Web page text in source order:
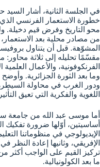
في الجلسة الثانية، أشار
خطورة الاستعمار الفرنسي
محو التاريخ وفرض قيم دخيلة.
من مصادر محلية بعد
المشوّهة. قبل أن يتناول
مقسّمًا تحليله إلى ثلاثة محاور:
وما بعد الثورة الجزائرية. وأوضح
ودور الغرب في محاولة السيطرة
اللغوية والفكرية التي تعيق
أما موسى عبد الله من جامعة
أساسيتين، أوّلها ضرورة تفكيك
الإيديولوجي في منظوماتنا
الإفريقي، وثانيها إعادة النظر
تركيز القيم على الواجب
ما بعد الكولونيالية.